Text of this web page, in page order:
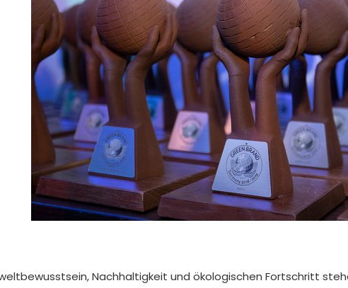
Nachhaltigkeit und ökologischen Fortschritt